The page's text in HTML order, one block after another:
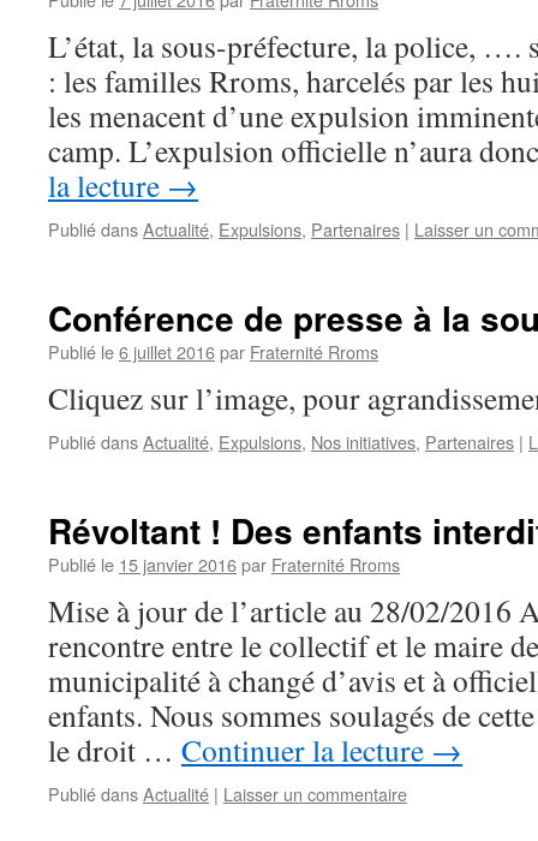
L’état, la sous-préfecture, la police, ….
: les familles Rroms, harcelés par les
les menacent d’une expulsion
camp. L’expulsion officielle n’aura
la lecture →
Publié dansActualité, Expulsions, Partenaires | Laisser un
Conférence de presse à la
Publié le6 juillet 2016par Fraternité Rroms
Cliquez sur l’image, pour
Publié dansActualité, Expulsions, Nos initiatives, Partenaires |
Révoltant ! Des enfants
Publié le 15 janvier 2016par Fraternité Rroms
Mise à jour de l’article au 28/02/2016
rencontre entre le collectif et le maire
municipalité à changé d’avis et à
enfants. Nous sommes soulagés de
le droit … Continuer la lecture →
Publié dansActualité | Laisser un commentaire